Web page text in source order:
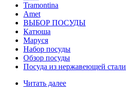
Tramontina
Аmet
ВЫБОР ПОСУДЫ
Катюша
Маруся
Набор посуды
Обзор посуды
Посуда из нержавеющей стали
Читать далее